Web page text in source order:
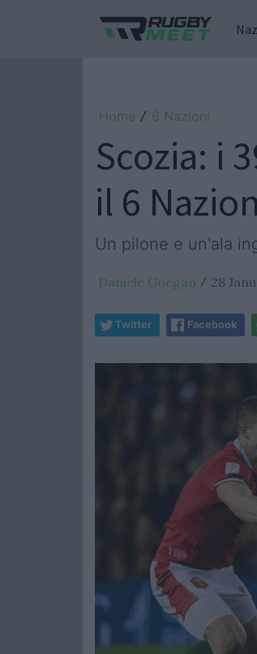
Home / 6 Nazioni
Scozia: i
il 6
Un pilone e un'ala
Daniele Goegan / 28
Twitter Facebook